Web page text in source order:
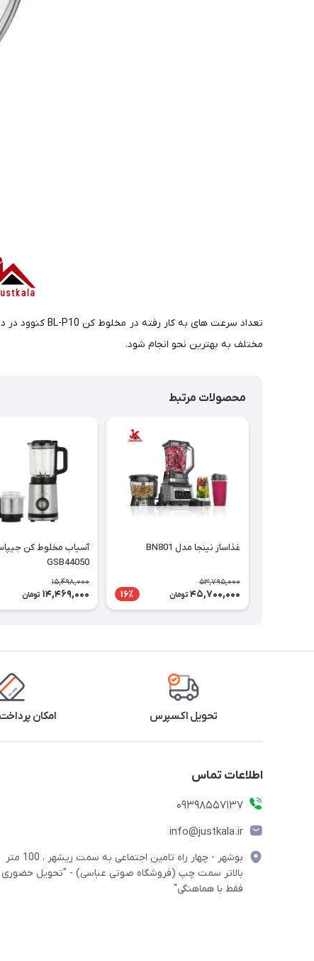
مختلف به بهترین نحو انجام شود.
محصولات مرتبط
غذاساز نینجا مدل BN801
53,795,000
45,700,000 تومان 16٪
آسیاب مخلوط کن
GSB44050
15,498,000
14,469,000 تومان
تحویل اکسپرس امکان
اطلاعات تماس
09398557137
info@justkala.ir
بوشهر - چهار راه تامین اجتماعی به سمت ریشهر ، 100 متر
بالاتر سمت چپ (فروشگاه صوتی عباسی) - "تحویل حضوری
فقط با هماهنگی"